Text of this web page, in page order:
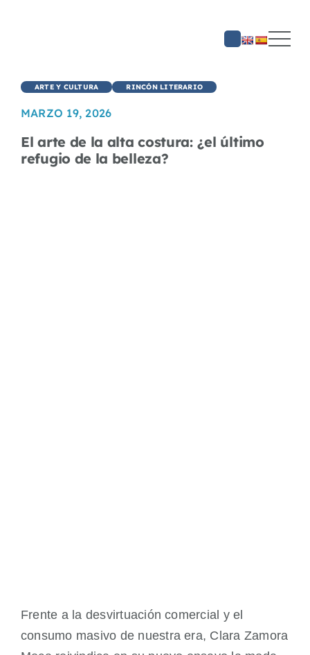
ARTE Y CULTURA RINCÓN LITERARIO
MARZO 19, 2026
El arte de la alta costura: ¿el último
refugio de la belleza?
Frente a la desvirtuación comercial y el
consumo masivo de nuestra era, Clara Zamora